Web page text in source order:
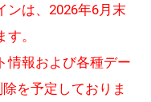
ンは、2026年6月末
。
情報および各種デー
を予定しておりま